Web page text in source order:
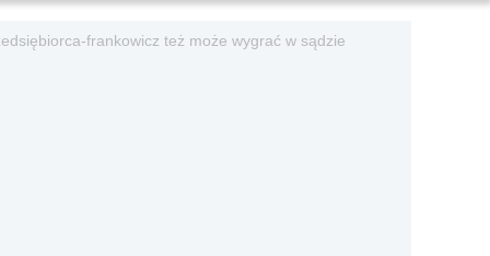
frankowicz też może wygrać w sądzie